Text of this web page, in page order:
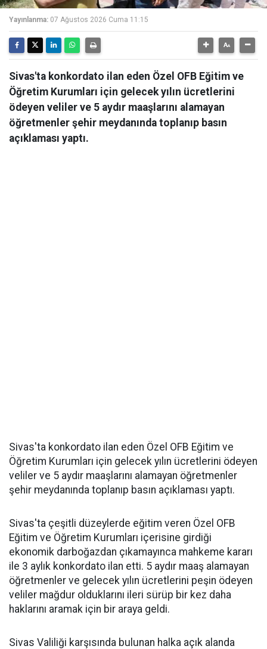
Yayınlanma: 07 Ağustos 2026 Cuma 11:15
Sivas'ta konkordato ilan eden Özel OFB Eğitim ve
Öğretim Kurumları için gelecek yılın ücretlerini
ödeyen veliler ve 5 aydır maaşlarını alamayan
öğretmenler şehir meydanında toplanıp basın
açıklaması yaptı.
Sivas'ta konkordato ilan eden Özel OFB Eğitim ve
Öğretim Kurumları için gelecek yılın ücretlerini ödeyen
veliler ve 5 aydır maaşlarını alamayan öğretmenler
şehir meydanında toplanıp basın açıklaması yaptı.
Sivas'ta çeşitli düzeylerde eğitim veren Özel OFB
Eğitim ve Öğretim Kurumları içerisine girdiği
ekonomik darboğazdan çıkamayınca mahkeme kararı
ile 3 aylık konkordato ilan etti. 5 aydır maaş alamayan
öğretmenler ve gelecek yılın ücretlerini peşin ödeyen
veliler mağdur olduklarını ileri sürüp bir kez daha
haklarını aramak için bir araya geldi.
Sivas Valiliği karşısında bulunan halka açık alanda